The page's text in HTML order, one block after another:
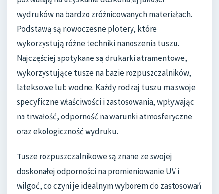
wydruków na bardzo zróżnicowanych materiałach.
Podstawą są nowoczesne plotery, które
wykorzystują różne techniki nanoszenia tuszu.
Najczęściej spotykane są drukarki atramentowe,
wykorzystujące tusze na bazie rozpuszczalników,
lateksowe lub wodne. Każdy rodzaj tuszu ma swoje
specyficzne właściwości i zastosowania, wpływając
na trwałość, odporność na warunki atmosferyczne
oraz ekologiczność wydruku.
Tusze rozpuszczalnikowe są znane ze swojej
doskonałej odporności na promieniowanie UV i
wilgoć, co czyni je idealnym wyborem do zastosowań